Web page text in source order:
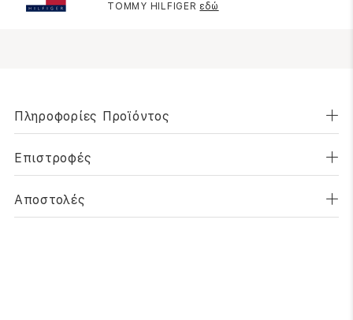
TOMMY HILFIGER εδώ
Πληροφορίες Προϊόντος
Επιστροφές
Αποστολές